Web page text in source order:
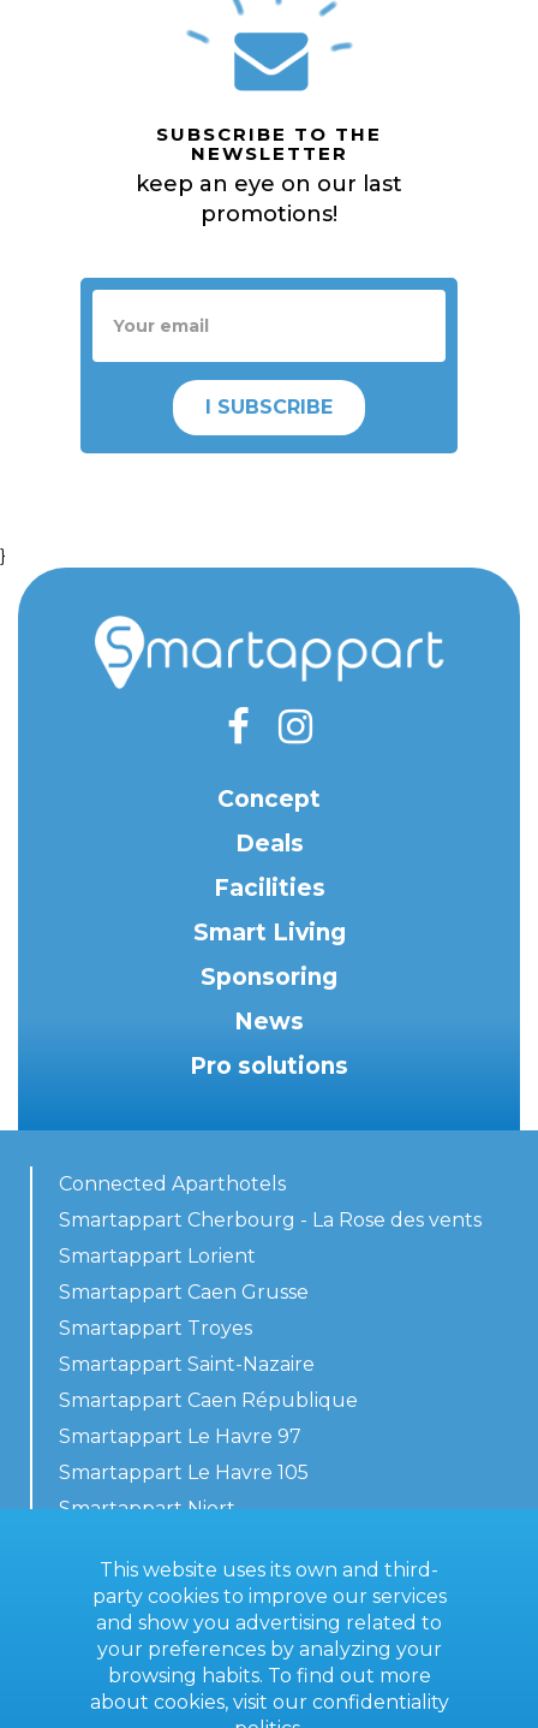
SUBSCRIBE TO THE
NEWSLETTER
keep an eye on our last
promotions!
I SUBSCRIBE
}
Concept
Deals
Facilities
Smart Living
Sponsoring
News
Pro solutions
Connected Aparthotels
Smartappart Cherbourg - La Rose des vents
Smartappart Lorient
Smartappart Caen Grusse
Smartappart Troyes
Smartappart Saint-Nazaire
Smartappart Caen République
Smartappart Le Havre 97
Smartappart Le Havre 105
Smartappart Niort
Contact us
General terms
This website uses its own and third-
party cookies to improve our services
and show you advertising related to
your preferences by analyzing your
browsing habits. To find out more
about cookies, visit our confidentiality